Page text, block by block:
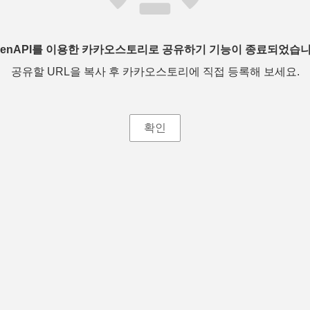
를 이용한 카카오스토리로 공유하기 기능이 종료되었습
공유할 URL을 복사 후 카카오스토리에 직접 등록해 보세요.
확인